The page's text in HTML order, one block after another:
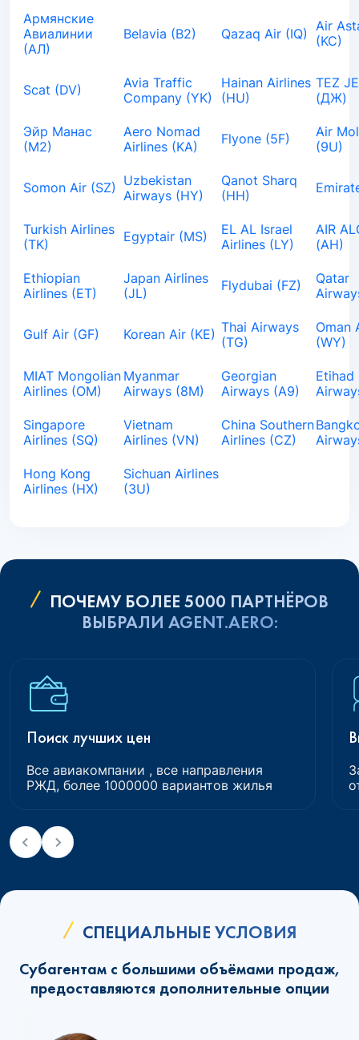
Армянские
Авиалинии
(АЛ)
Belavia (B2) Qazaq Air (IQ) Air
(KC)
Scat (DV)
Avia Traffic
Company (YK)
Hainan Airlines
(HU)
TEZ
(ДЖ)
Эйр Манас
(М2)
Aero Nomad
Airlines (KA)
Flyone (5F)
Air
(9U)
Somon Air (SZ) Uzbekistan
Airways (HY)
Qanot Sharq
(HH)
Turkish Airlines
(TK)
Egyptair (MS)
EL AL Israel
Airlines (LY)
AIR
(AH)
Ethiopian
Airlines (ET)
Japan Airlines
(JL)
Flydubai (FZ)
Qatar
Gulf Air (GF) Korean Air (KE) Thai Airways
(TG)
Oman
(WY)
MIAT Mongolian
Airlines (OM)
Myanmar
Airways (8M)
Georgian
Airways (A9)
Etihad
Singapore
Airlines (SQ)
Vietnam
Airlines (VN)
China Southern
Airlines (CZ)
Hong Kong
Airlines (HX)
Sichuan Airlines
(3U)
ПОЧЕМУ БОЛЕЕ 5000 ПАРТНЁРОВ
ВЫБРАЛИ AGENT.AERO:
Поиск лучших цен
Все авиакомпании , все направления
РЖД, более 1000000 вариантов жилья
СПЕЦИАЛЬНЫЕ УСЛОВИЯ
Субагентам с большими объёмами продаж,
предоставляются дополнительные опции